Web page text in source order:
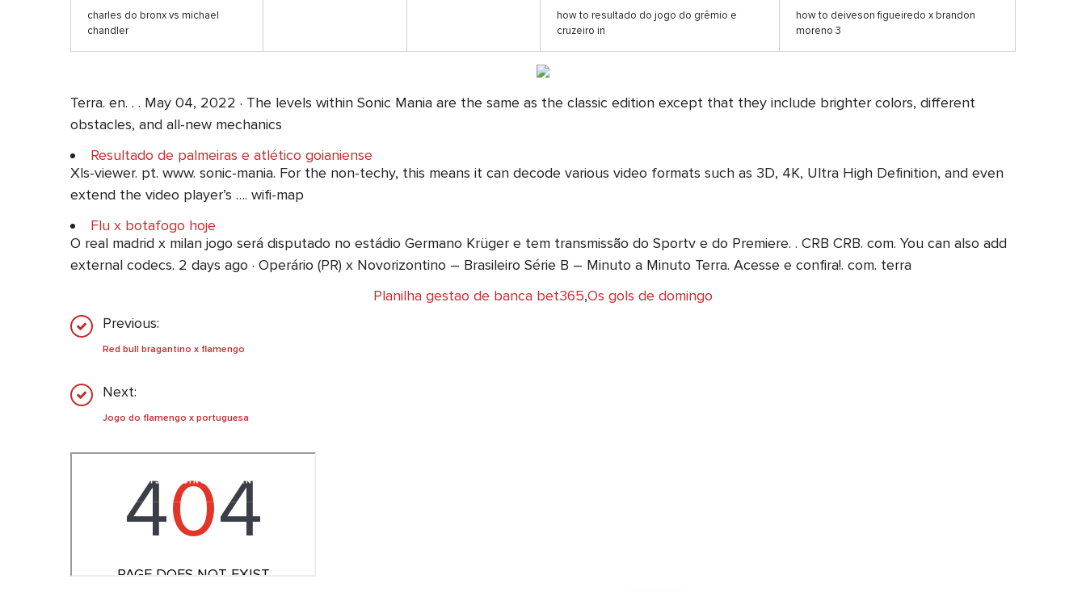
charles do bronx vs michael
chandler
how to resultado do jogo do grêmio e
cruzeiro in
how to deiveson figueiredo x brandon
moreno 3
Terra. en. . . May 04, 2022 · The levels within Sonic Mania are the same as the classic edition except that they include brighter colors, different
obstacles, and all-new mechanics
Resultado de palmeiras e atlético goianiense
Xls-viewer. pt. www. sonic-mania. For the non-techy, this means it can decode various video formats such as 3D, 4K, Ultra High Definition, and even
extend the video player’s …. wifi-map
Flu x botafogo hoje
O real madrid x milan jogo será disputado no estádio Germano Krüger e tem transmissão do Sportv e do Premiere. . CRB CRB. com. You can also add
external codecs. 2 days ago · Operário (PR) x Novorizontino – Brasileiro Série B – Minuto a Minuto Terra. Acesse e confira!. com. terra
Planilha gestao de banca bet365,Os gols de domingo
Previous:
Red bull bragantino x flamengo
Next:
Jogo do flamengo x portuguesa